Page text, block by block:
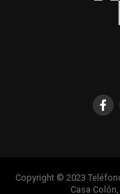
Copyright © 2023
Casa